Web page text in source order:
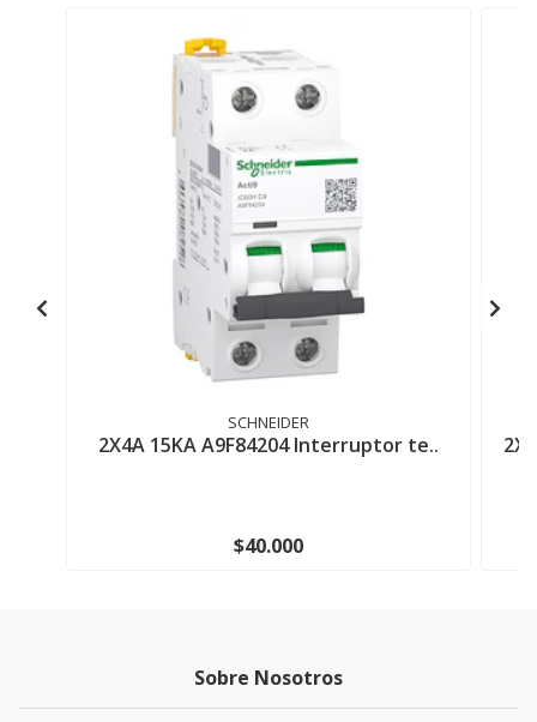
SCHNEIDER
2X4A 15KA A9F84204 Interruptor te..
$40.000
Sobre Nosotros